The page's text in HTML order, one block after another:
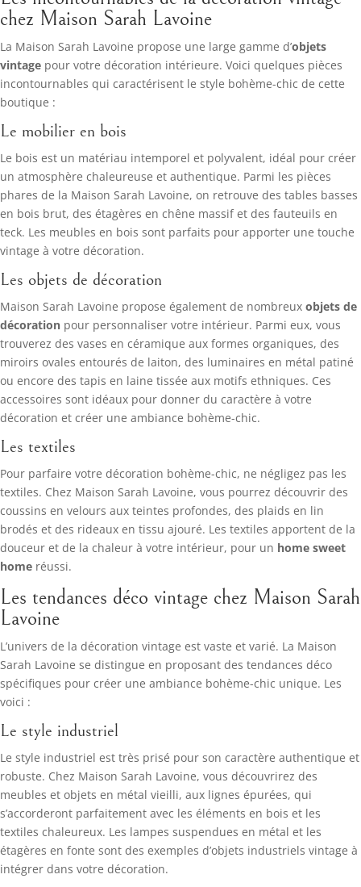
chez Maison Sarah Lavoine
La Maison Sarah Lavoine propose une large gamme d’objets
vintage pour votre décoration intérieure. Voici quelques pièces
incontournables qui caractérisent le style bohème-chic de cette
boutique :
Le mobilier en bois
Le bois est un matériau intemporel et polyvalent, idéal pour créer
un atmosphère chaleureuse et authentique. Parmi les pièces
phares de la Maison Sarah Lavoine, on retrouve des tables basses
en bois brut, des étagères en chêne massif et des fauteuils en
teck. Les meubles en bois sont parfaits pour apporter une touche
vintage à votre décoration.
Les objets de décoration
Maison Sarah Lavoine propose également de nombreux objets de
décoration pour personnaliser votre intérieur. Parmi eux, vous
trouverez des vases en céramique aux formes organiques, des
miroirs ovales entourés de laiton, des luminaires en métal patiné
ou encore des tapis en laine tissée aux motifs ethniques. Ces
accessoires sont idéaux pour donner du caractère à votre
décoration et créer une ambiance bohème-chic.
Les textiles
Pour parfaire votre décoration bohème-chic, ne négligez pas les
textiles. Chez Maison Sarah Lavoine, vous pourrez découvrir des
coussins en velours aux teintes profondes, des plaids en lin
brodés et des rideaux en tissu ajouré. Les textiles apportent de la
douceur et de la chaleur à votre intérieur, pour un home sweet
home réussi.
Les tendances déco vintage chez Maison Sarah
Lavoine
L’univers de la décoration vintage est vaste et varié. La Maison
Sarah Lavoine se distingue en proposant des tendances déco
spécifiques pour créer une ambiance bohème-chic unique. Les
voici :
Le style industriel
Le style industriel est très prisé pour son caractère authentique et
robuste. Chez Maison Sarah Lavoine, vous découvrirez des
meubles et objets en métal vieilli, aux lignes épurées, qui
s’accorderont parfaitement avec les éléments en bois et les
textiles chaleureux. Les lampes suspendues en métal et les
étagères en fonte sont des exemples d’objets industriels vintage à
intégrer dans votre décoration.